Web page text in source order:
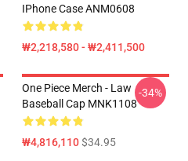
IPhone Case ANM0608
₩2,218,580 - ₩2,411,500
One Piece Merch - Law
Baseball Cap MNK1108
₩4,816,110$34.95
-34%